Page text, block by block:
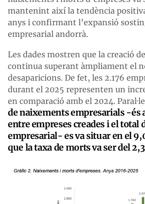
mantenint així la tendència
anys i confirmant l’expansió
empresarial andorrà.
Les dades mostren que la creació
continua superant àmpliament el
desaparicions. De fet, les 2.176
durant el 2025 representen un
en comparació amb el 2024.
de naixements empresarials -és
entre empreses creades i el total
empresarial- es va situar en el
que la taxa de morts va ser del